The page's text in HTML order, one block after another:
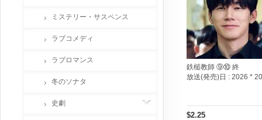
鉄槌教師 ⑨⑩ 終
放送(発売)日 : 2026 *
$2.25
ミステリー・サスペンス
ラブコメディ
ラブロマンス
冬のソナタ
史劇